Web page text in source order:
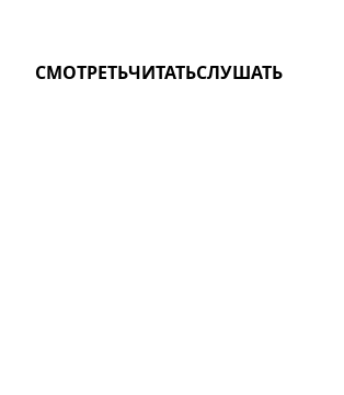
СМОТРЕТЬЧИТАТЬСЛУШАТЬ